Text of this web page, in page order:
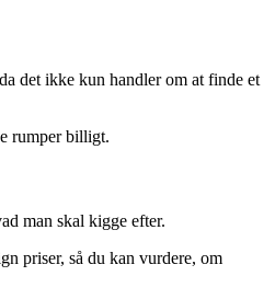
det ikke kun handler om at finde et
rumper billigt.
man skal kigge efter.
priser, så du kan vurdere, om